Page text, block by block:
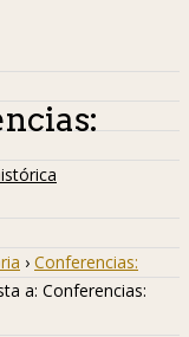
› Conferencias:
a: Conferencias: